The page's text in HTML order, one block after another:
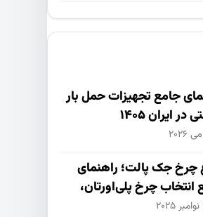
جامع تجهیزات حمل بار
ایران ۱۴۰۵
چرخ جک پالت؛ راهنمای
انتخاب چرخ پلی‌اورتان،
و چدنی